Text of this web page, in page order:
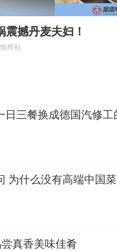
李嫣近照曝光
曝侯明昊违反交规被约谈
震撼丹麦夫妇！
辨别
日三餐换成德国汽修
为什么没有高端中国
真香美味佳肴